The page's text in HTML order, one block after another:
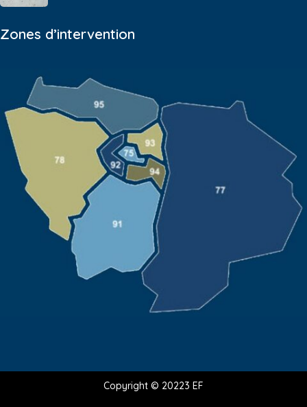
Zones d’intervention
Copyright © 20223 EF